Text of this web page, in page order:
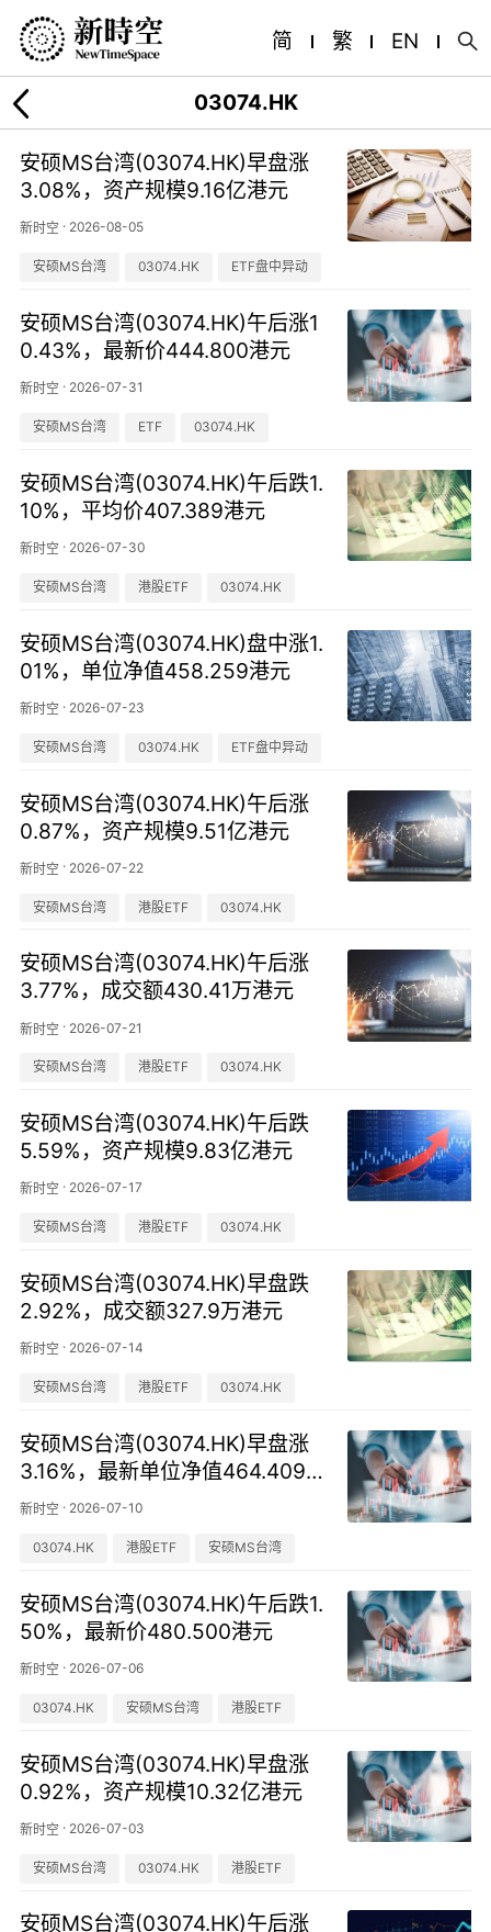
简 繁 EN
03074.HK
安硕MS台湾(03074.HK)早盘涨
3.08%，资产规模9.16亿港元
新时空 · 2026-08-05
安硕MS台湾 03074.HK ETF盘中异动
安硕MS台湾(03074.HK)午后涨1
0.43%，最新价444.800港元
新时空 · 2026-07-31
安硕MS台湾 ETF 03074.HK
安硕MS台湾(03074.HK)午后跌1.
10%，平均价407.389港元
新时空 · 2026-07-30
安硕MS台湾 港股ETF 03074.HK
安硕MS台湾(03074.HK)盘中涨1.
01%，单位净值458.259港元
新时空 · 2026-07-23
安硕MS台湾 03074.HK ETF盘中异动
安硕MS台湾(03074.HK)午后涨
0.87%，资产规模9.51亿港元
新时空 · 2026-07-22
安硕MS台湾 港股ETF 03074.HK
安硕MS台湾(03074.HK)午后涨
3.77%，成交额430.41万港元
新时空 · 2026-07-21
安硕MS台湾 港股ETF 03074.HK
安硕MS台湾(03074.HK)午后跌
5.59%，资产规模9.83亿港元
新时空 · 2026-07-17
安硕MS台湾 港股ETF 03074.HK
安硕MS台湾(03074.HK)早盘跌
2.92%，成交额327.9万港元
新时空 · 2026-07-14
安硕MS台湾 港股ETF 03074.HK
安硕MS台湾(03074.HK)早盘涨
3.16%，最新单位净值464.409
港元
新时空 · 2026-07-10
03074.HK 港股ETF 安硕MS台湾
安硕MS台湾(03074.HK)午后跌1.
50%，最新价480.500港元
新时空 · 2026-07-06
03074.HK 安硕MS台湾 港股ETF
安硕MS台湾(03074.HK)早盘涨
0.92%，资产规模10.32亿港元
新时空 · 2026-07-03
安硕MS台湾 03074.HK 港股ETF
安硕MS台湾(03074.HK)午后涨